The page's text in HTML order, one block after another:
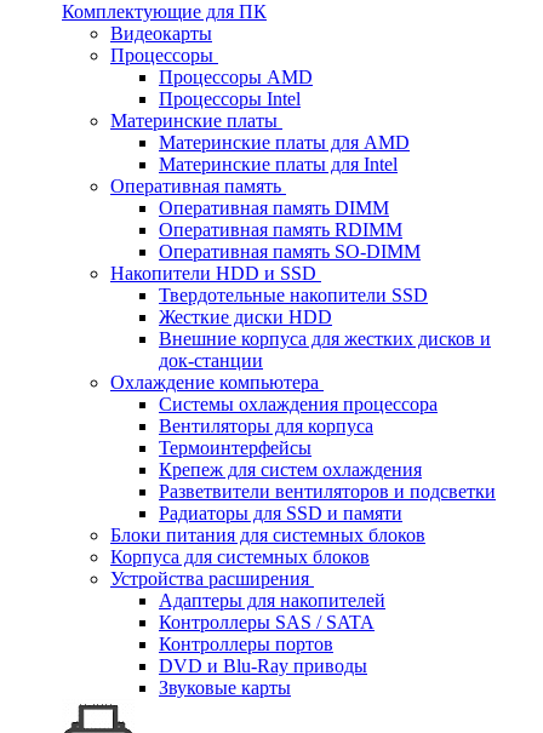
Комплектующие для ПК
Видеокарты
Процессоры
Процессоры AMD
Процессоры Intel
Материнские платы
Материнские платы для AMD
Материнские платы для Intel
Оперативная память
Оперативная память DIMM
Оперативная память RDIMM
Оперативная память SO-DIMM
Накопители HDD и SSD
Твердотельные накопители SSD
Жесткие диски HDD
Внешние корпуса для жестких дисков и
док-станции
Охлаждение компьютера
Системы охлаждения процессора
Вентиляторы для корпуса
Термоинтерфейсы
Крепеж для систем охлаждения
Разветвители вентиляторов и подсветки
Радиаторы для SSD и памяти
Блоки питания для системных блоков
Корпуса для системных блоков
Устройства расширения
Адаптеры для накопителей
Контроллеры SAS / SATA
Контроллеры портов
DVD и Blu-Ray приводы
Звуковые карты